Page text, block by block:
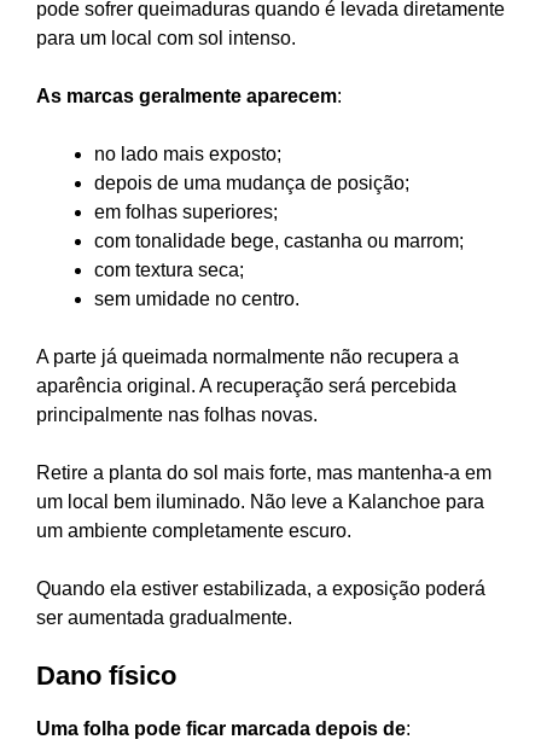
pode sofrer queimaduras quando é levada diretamente
para um local com sol intenso.
As marcas geralmente aparecem:
no lado mais exposto;
depois de uma mudança de posição;
em folhas superiores;
com tonalidade bege, castanha ou marrom;
com textura seca;
sem umidade no centro.
A parte já queimada normalmente não recupera a
aparência original. A recuperação será percebida
principalmente nas folhas novas.
Retire a planta do sol mais forte, mas mantenha-a em
um local bem iluminado. Não leve a Kalanchoe para
um ambiente completamente escuro.
Quando ela estiver estabilizada, a exposição poderá
ser aumentada gradualmente.
Dano físico
Uma folha pode ficar marcada depois de: